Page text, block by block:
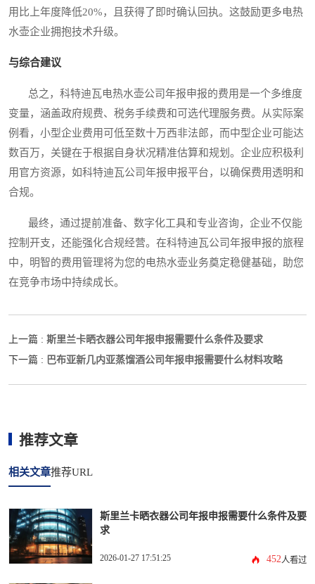
用比上年度降低20%，且获得了即时确认回执。这鼓励更多电热
水壶企业拥抱技术升级。
与综合建议
总之，科特迪瓦电热水壶公司年报申报的费用是一个多维度
变量，涵盖政府规费、税务手续费和可选代理服务费。从实际案
例看，小型企业费用可低至数十万西非法郎，而中型企业可能达
数百万，关键在于根据自身状况精准估算和规划。企业应积极利
用官方资源，如科特迪瓦公司年报申报平台，以确保费用透明和
合规。
最终，通过提前准备、数字化工具和专业咨询，企业不仅能
控制开支，还能强化合规经营。在科特迪瓦公司年报申报的旅程
中，明智的费用管理将为您的电热水壶业务奠定稳健基础，助您
在竞争市场中持续成长。
上一篇 : 斯里兰卡晒衣器公司年报申报需要什么条件及要求
下一篇 : 巴布亚新几内亚蒸馏酒公司年报申报需要什么材料攻略
推荐文章
相关文章推荐URL
斯里兰卡晒衣器公司年报申报需要什么条件及要
求
2026-01-27 17:51:25 452人看过